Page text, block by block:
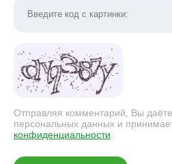
Отправляя комментарий, Вы
персональных данных и
конфиденциальности